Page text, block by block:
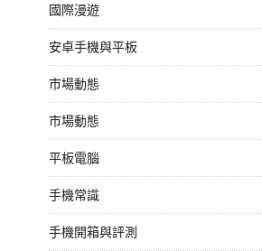
國際漫遊
安卓手機與平板
市場動態
市場動態
平板電腦
手機常識
手機開箱與評測